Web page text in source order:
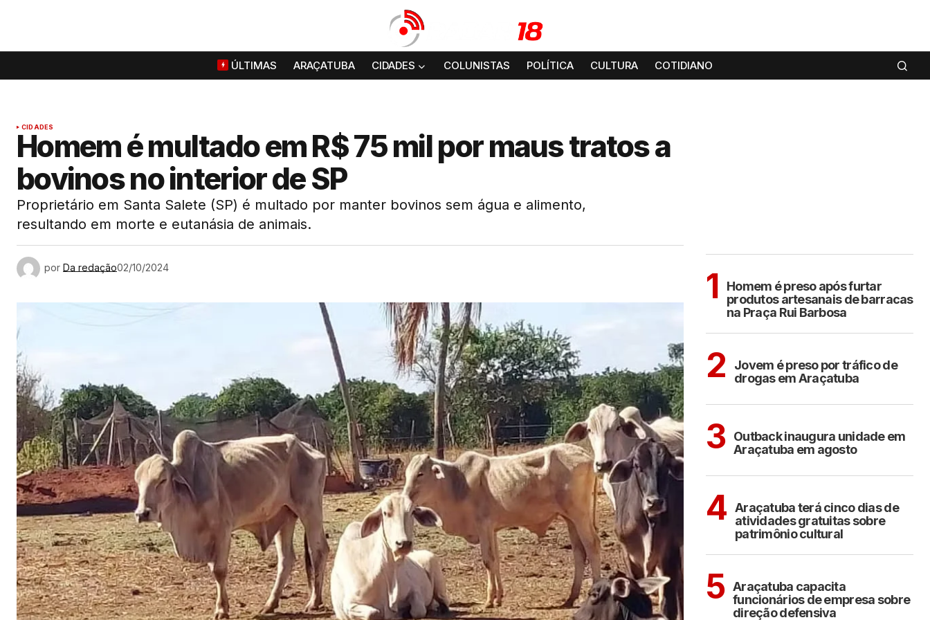
ÚLTIMAS ARAÇATUBA CIDADES COLUNISTAS POLÍTICA CULTURA COTIDIANO
CIDADES
Homem é multado em R$ 75 mil por maus tratos a
bovinos no interior de SP
Proprietário em Santa Salete (SP) é multado por manter bovinos sem água e alimento,
resultando em morte e eutanásia de animais.
por Da redação02/10/2024 1
Homem é preso após furtar
produtos artesanais de barracas
na Praça Rui Barbosa
2
Jovem é preso por tráfico de
drogas em Araçatuba
3 Outback inaugura unidade em
Araçatuba em agosto
4 Araçatuba terá cinco dias de
atividades gratuitas sobre
patrimônio cultural
5 Araçatuba capacita
funcionários de empresa sobre
direção defensiva